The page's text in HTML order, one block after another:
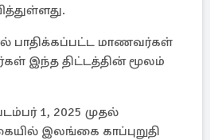
மாணவர்கள்
இந்த திட்டத்தின் மூலம்
1, 2025 முதல்
இலங்கை காப்புறுதி